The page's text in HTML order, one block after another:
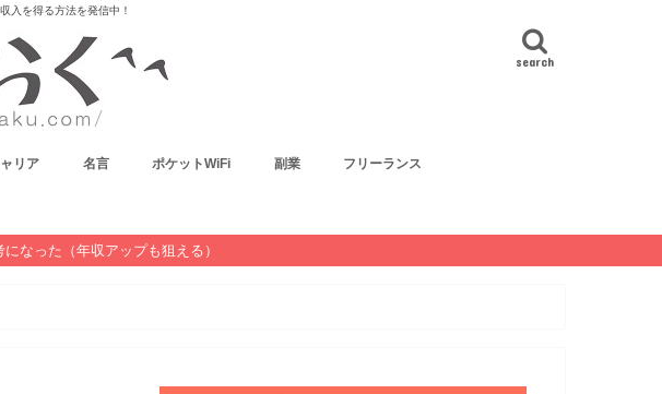
入を得る方法を発信中！
search
リア 名言 ポケットWiFi 副業 フリーランス
なった（年収アップも狙える）